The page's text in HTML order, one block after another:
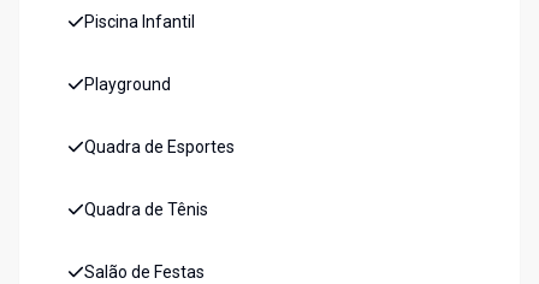
Piscina Infantil
Playground
Quadra de Esportes
Quadra de Tênis
Salão de Festas